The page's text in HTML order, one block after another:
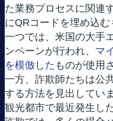
た業務プロセスに関連
にQRコードを埋め込
一つでは、米国の大手
ンペーンが行われ、 マ
を模倣した ものが使用
一方、詐欺師たちは公
する方法を見出してい
観光都市で最近発生し